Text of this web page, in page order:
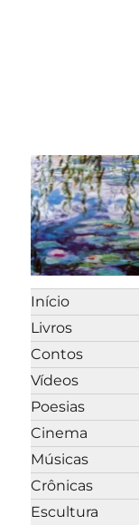
Início
Livros
Contos
Vídeos
Poesias
Cinema
Músicas
Crônicas
Escultura